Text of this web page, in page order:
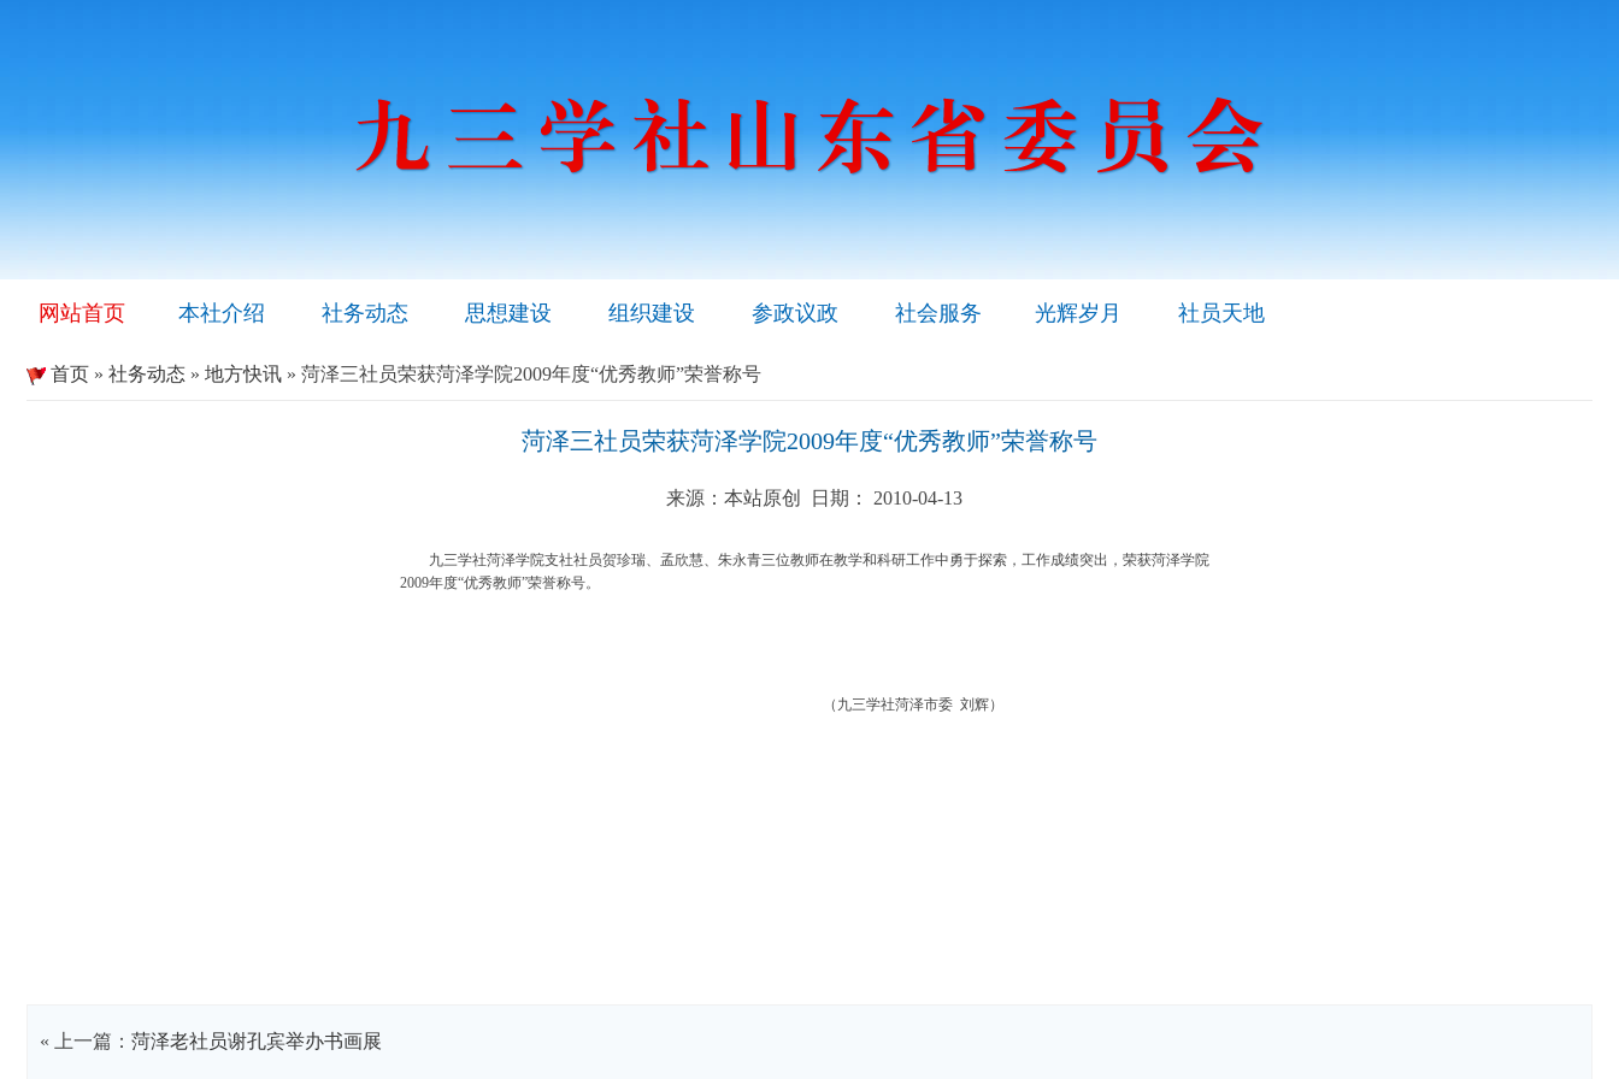
网站首页 本社介绍 社务动态 思想建设 组织建设 参政议政 社会服务 光辉岁月 社员天地
首页 » 社务动态 » 地方快讯 » 菏泽三社员荣获菏泽学院2009年度“优秀教师”荣誉称号
菏泽三社员荣获菏泽学院2009年度“优秀教师”荣誉称号
来源：本站原创 日期： 2010-04-13
九三学社菏泽学院支社社员贺珍瑞、孟欣慧、朱永青三位教师在教学和科研工作中勇于探索，工作成绩突出，荣获菏泽学院
2009年度“优秀教师”荣誉称号。
（九三学社菏泽市委 刘辉）
« 上一篇： 菏泽老社员谢孔宾举办书画展